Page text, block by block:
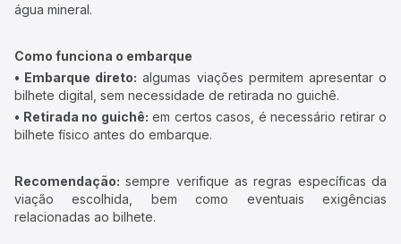
água mineral.
Como funciona o embarque
• Embarque direto: algumas viações permitem apresentar o
bilhete digital, sem necessidade de retirada no guichê.
• Retirada no guichê: em certos casos, é necessário retirar o
bilhete físico antes do embarque.
Recomendação: sempre verifique as regras específicas da
viação escolhida, bem como eventuais exigências
relacionadas ao bilhete.